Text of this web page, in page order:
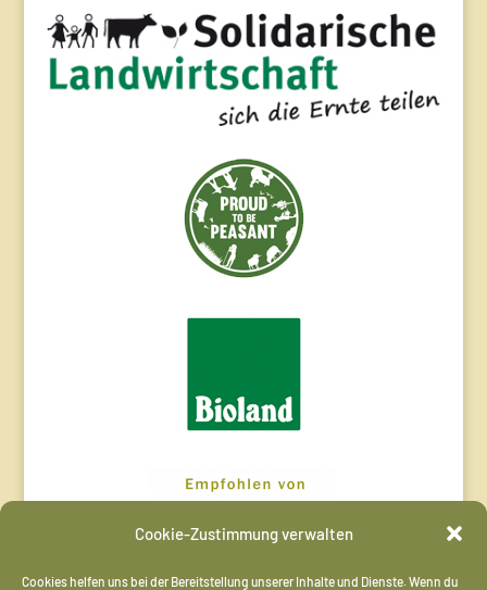
Cookie-Zustimmung verwalten
Cookies helfen uns bei der Bereitstellung unserer Inhalte und Dienste. Wenn du